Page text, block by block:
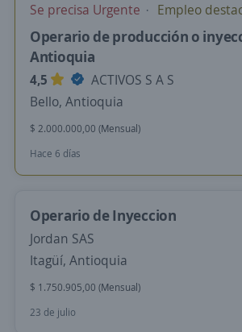
Se precisa Urgente Empleo
Operario de producción o
Antioquia
4,5
ACTIVOS S A S
Bello, Antioquia
$ 2.000.000,00 (Mensual)
Hace 6 días
Operario de Inyeccion
Jordan SAS
Itagüí, Antioquia
$ 1.750.905,00 (Mensual)
23 de julio